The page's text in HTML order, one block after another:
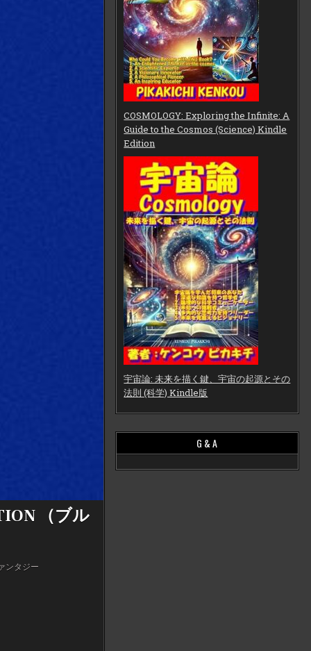
（ブル
ンタジー
COSMOLOGY: Exploring the Infinite: A
Guide to the Cosmos (Science) Kindle
Edition
宇宙論: 未来を描く鍵、宇宙の起源とその
法則 (科学) Kindle版
G & A